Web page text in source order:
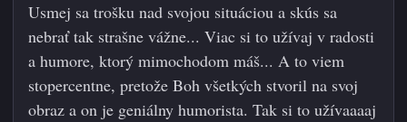
Usmej sa trošku nad svojou situáciou a skús sa
nebrať tak strašne vážne... Viac si to užívaj v radosti
a humore, ktorý mimochodom máš... A to viem
stopercentne, pretože Boh všetkých stvoril na svoj
obraz a on je geniálny humorista. Tak si to užívaaaaj